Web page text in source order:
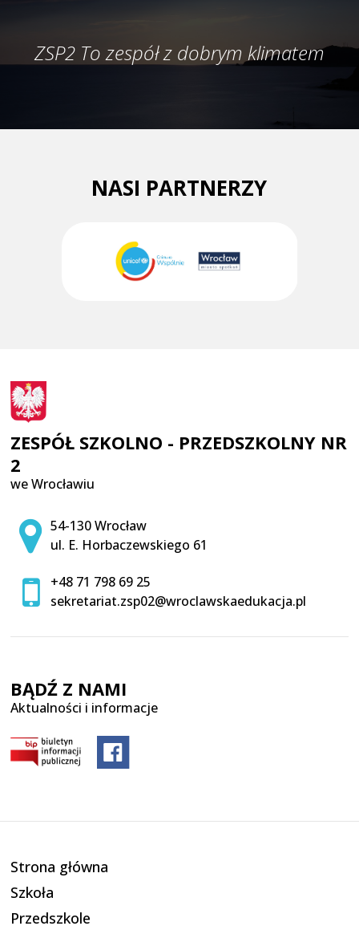
ZSP2 To zespół z dobrym klimatem
NASI PARTNERZY
ZESPÓŁ SZKOLNO - PRZEDSZKOLNY NR
2
we Wrocławiu
Adres pocztowy:
54-130 Wrocław
ul. E. Horbaczewskiego 61
+48 71 798 69 25
sekretariat.zsp02@wroclawskaedukacja.pl
BĄDŹ Z NAMI
Aktualności i informacje
Strona główna
Szkoła
Przedszkole